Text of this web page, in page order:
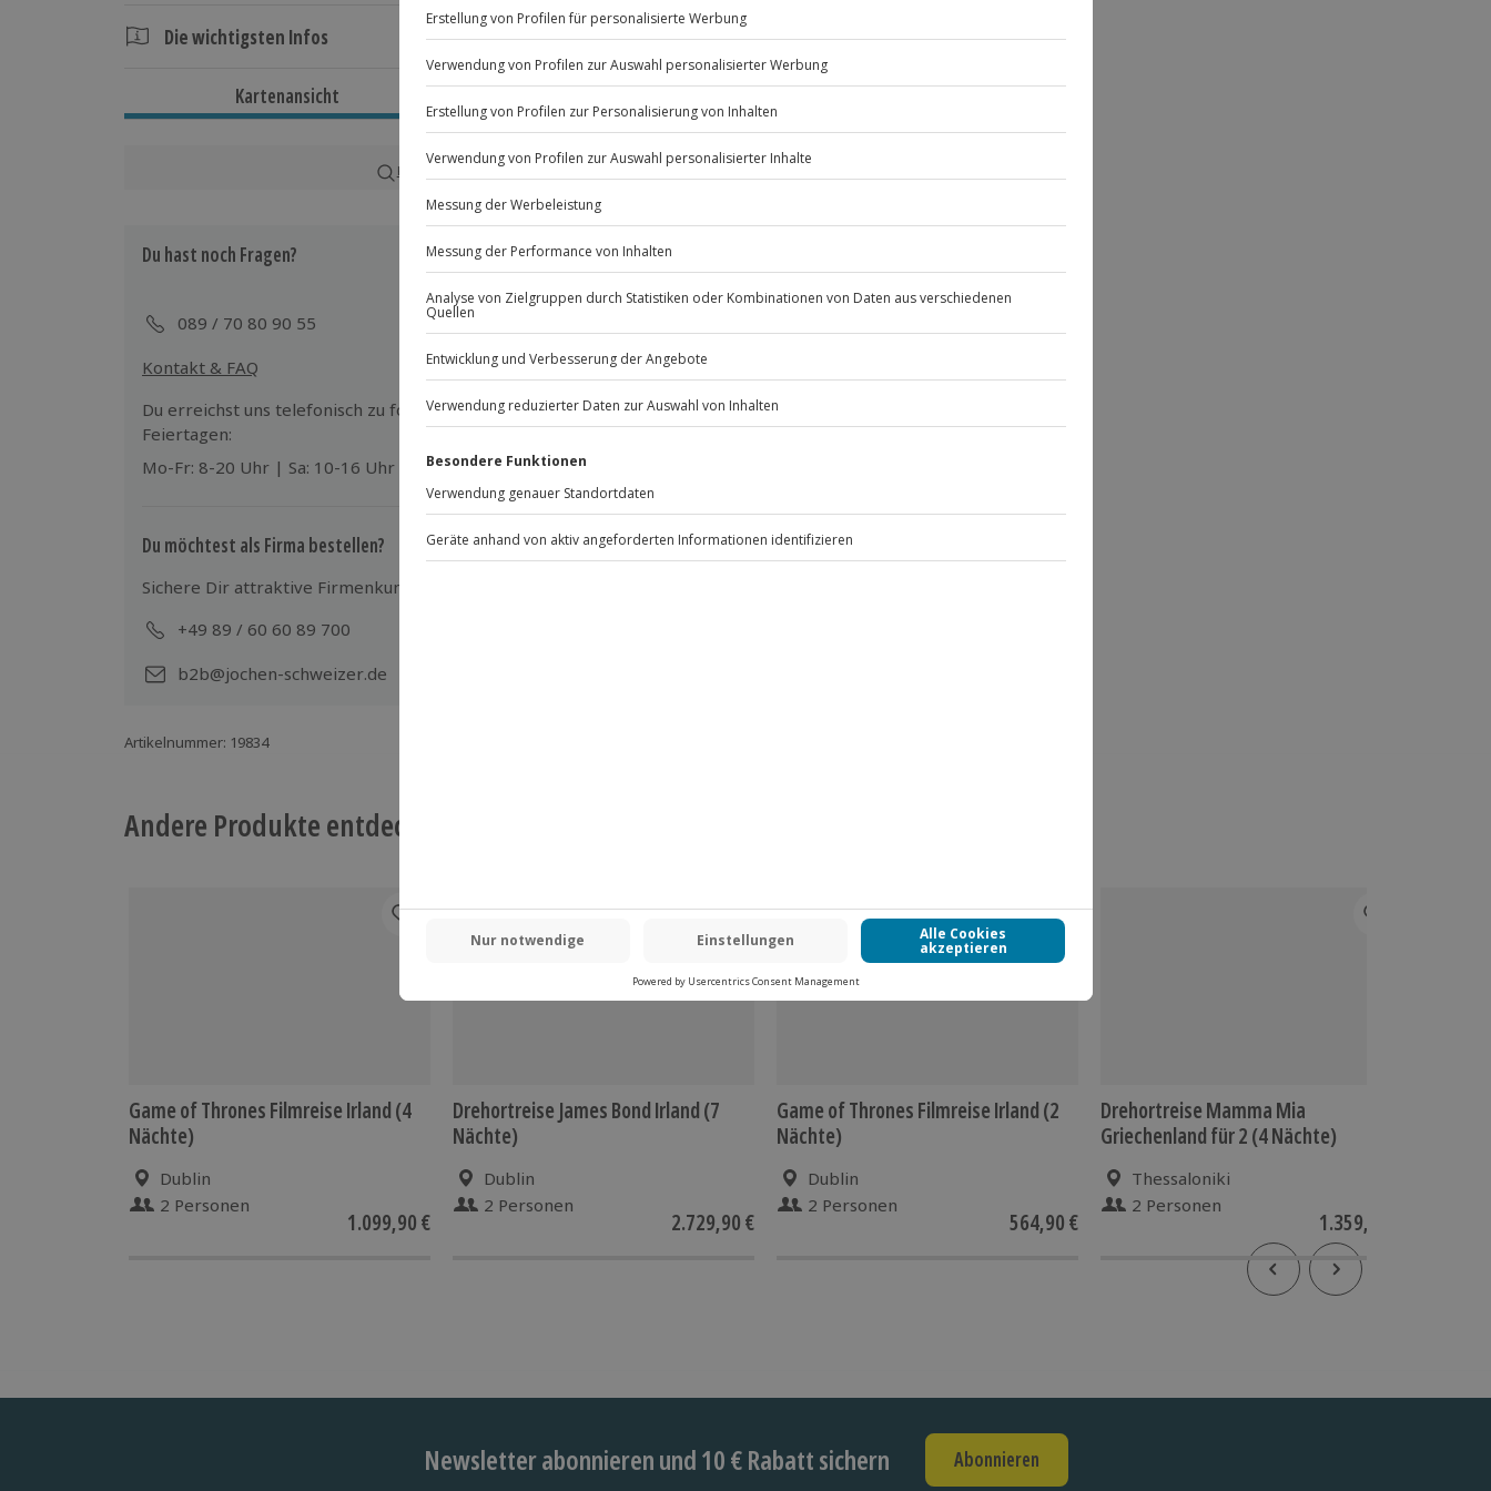
Die wichtigsten Infos
8 Tage
Ganzjährig zu bestimmten Terminen verfügbar.
Mindestalter des Hauptreisenden: 18 Jahre
Teilnehmer
2 Personen
Hinweis
Hin- und Rückreise sowie Verlängerungsnächte können auf Wunsch und
gegen Aufpreis hinzugebucht werden
Bitte teile dies ggf. dem Veranstalter bei der Einlösung des Gutscheins
Kartenansicht
© OpenStreetMaps
Karte in Großansicht
Du hast noch Fragen?
089 / 70 80 90 55
Kontakt & FAQ
Mühldorfstraße 8
81671 München
Du erreichst uns telefonisch zu folgenden Zeiten, außer an bundesweiten
Feiertagen:
Mo-Fr: 8-20 Uhr | Sa: 10-16 Uhr
Du möchtest als Firma bestellen?
Sichere Dir attraktive Firmenkunden Vorteile.
+49 89 / 60 60 89 700
b2b@jochen-schweizer.de
Artikelnummer: 19834
Andere Produkte entdecken
Game of Thrones Filmreise Irland (4
Nächte)
Dublin
2 Personen
1.099,90 €
Drehortreise James Bond Irland (7
Nächte)
Dublin
2 Personen
2.729,90 €
Game of Thrones Filmreise Irland (2
Nächte)
Dublin
2 Personen
564,90 €
Drehortreise Mamma Mia
Griechenland für 2 (4 Nächte)
Thessaloniki
2 Personen
1.359,90 €
Newsletter abonnieren und 10 € Rabatt sichern Abonnieren